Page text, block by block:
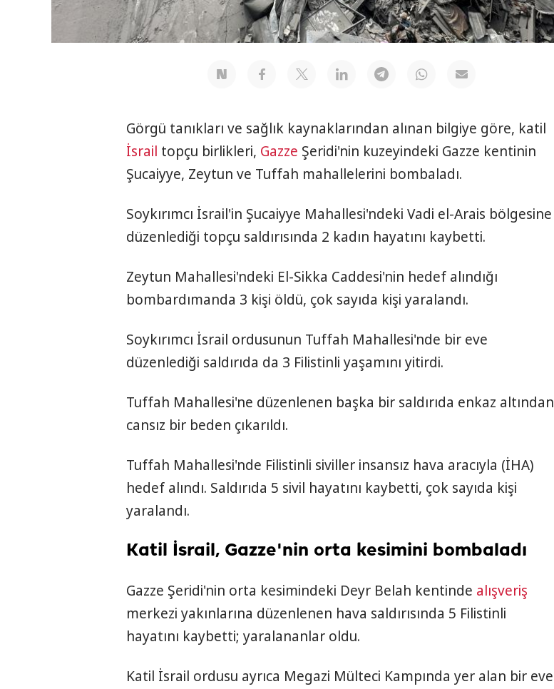
Görgü tanıkları ve sağlık kaynaklarından alınan bilgiye göre, katil
İsrail topçu birlikleri, Gazze Şeridi'nin kuzeyindeki Gazze kentinin
Şucaiyye, Zeytun ve Tuffah mahallelerini bombaladı.
Soykırımcı İsrail'in Şucaiyye Mahallesi'ndeki Vadi el-Arais bölgesine
düzenlediği topçu saldırısında 2 kadın hayatını kaybetti.
Zeytun Mahallesi'ndeki El-Sikka Caddesi'nin hedef alındığı
bombardımanda 3 kişi öldü, çok sayıda kişi yaralandı.
Soykırımcı İsrail ordusunun Tuffah Mahallesi'nde bir eve
düzenlediği saldırıda da 3 Filistinli yaşamını yitirdi.
Tuffah Mahallesi'ne düzenlenen başka bir saldırıda enkaz altından
cansız bir beden çıkarıldı.
Tuffah Mahallesi'nde Filistinli siviller insansız hava aracıyla (İHA)
hedef alındı. Saldırıda 5 sivil hayatını kaybetti, çok sayıda kişi
yaralandı.
Katil İsrail, Gazze'nin orta kesimini bombaladı
Gazze Şeridi'nin orta kesimindeki Deyr Belah kentinde alışveriş
merkezi yakınlarına düzenlenen hava saldırısında 5 Filistinli
hayatını kaybetti; yaralananlar oldu.
Katil İsrail ordusu ayrıca Megazi Mülteci Kampında yer alan bir eve